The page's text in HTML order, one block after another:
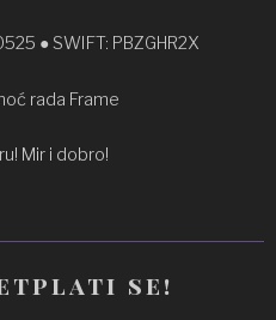
● SWIFT: PBZGHR2X
rada Frame
Mir i dobro!
se!